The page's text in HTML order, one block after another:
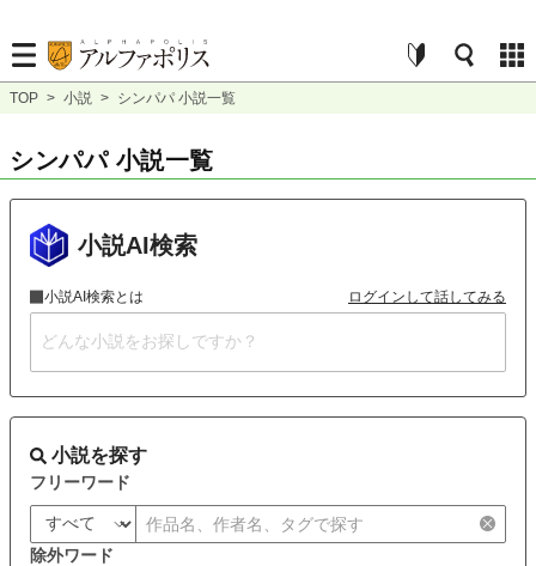
TOP > 小説 > シンパパ 小説一覧
シンパパ 小説一覧
小説AI検索
小説AI検索とは ログインして話してみる
小説を探す
フリーワード
除外ワード